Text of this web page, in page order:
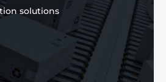
solutions